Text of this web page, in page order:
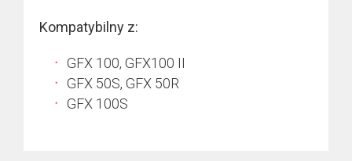
Kompatybilny z:
GFX 100, GFX100 II
GFX 50S, GFX 50R
GFX 100S